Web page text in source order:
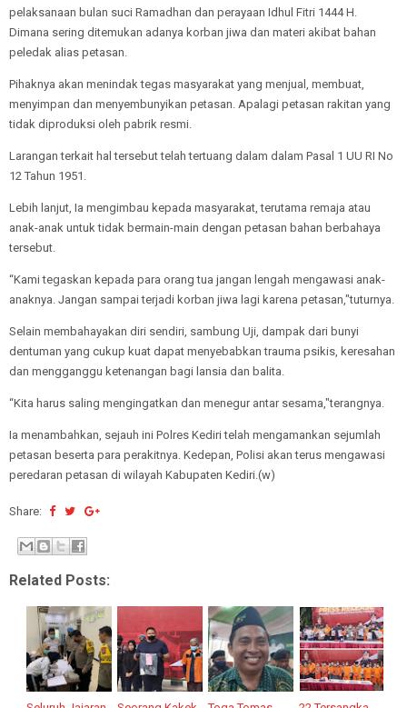
pelaksanaan bulan suci Ramadhan dan perayaan Idhul Fitri 1444 H.
Dimana sering ditemukan adanya korban jiwa dan materi akibat bahan
peledak alias petasan.
Pihaknya akan menindak tegas masyarakat yang menjual, membuat,
menyimpan dan menyembunyikan petasan. Apalagi petasan rakitan yang
tidak diproduksi oleh pabrik resmi.
Larangan terkait hal tersebut telah tertuang dalam dalam Pasal 1 UU RI No
12 Tahun 1951.
Lebih lanjut, Ia mengimbau kepada masyarakat, terutama remaja atau
anak-anak untuk tidak bermain-main dengan petasan bahan berbahaya
tersebut.
“Kami tegaskan kepada para orang tua jangan lengah mengawasi anak-
anaknya. Jangan sampai terjadi korban jiwa lagi karena petasan,"tuturnya.
Selain membahayakan diri sendiri, sambung Uji, dampak dari bunyi
dentuman yang cukup kuat dapat menyebabkan trauma psikis, keresahan
dan mengganggu ketenangan bagi lansia dan balita.
“Kita harus saling mengingatkan dan menegur antar sesama,"terangnya.
Ia menambahkan, sejauh ini Polres Kediri telah mengamankan sejumlah
petasan beserta para perakitnya. Kedepan, Polisi akan terus mengawasi
peredaran petasan di wilayah Kabupaten Kediri.(w)
Share:
Related Posts: